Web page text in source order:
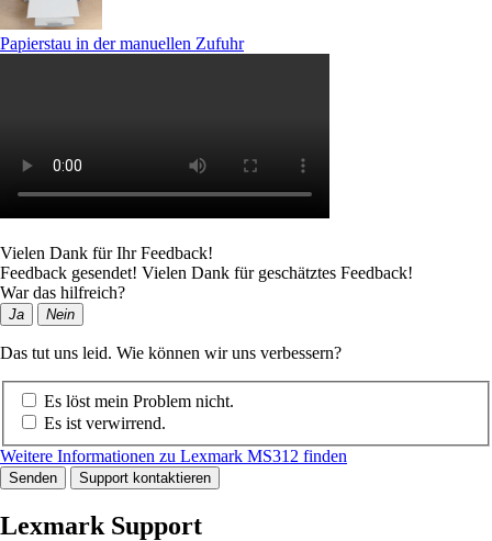
Papierstau in der manuellen Zufuhr
Vielen Dank für Ihr Feedback!
Feedback gesendet! Vielen Dank für geschätztes Feedback!
War das hilfreich?
Ja Nein
Das tut uns leid. Wie können wir uns verbessern?
Es löst mein Problem nicht.
Es ist verwirrend.
Weitere Informationen zu Lexmark MS312 finden
Senden Support kontaktieren
Lexmark Support